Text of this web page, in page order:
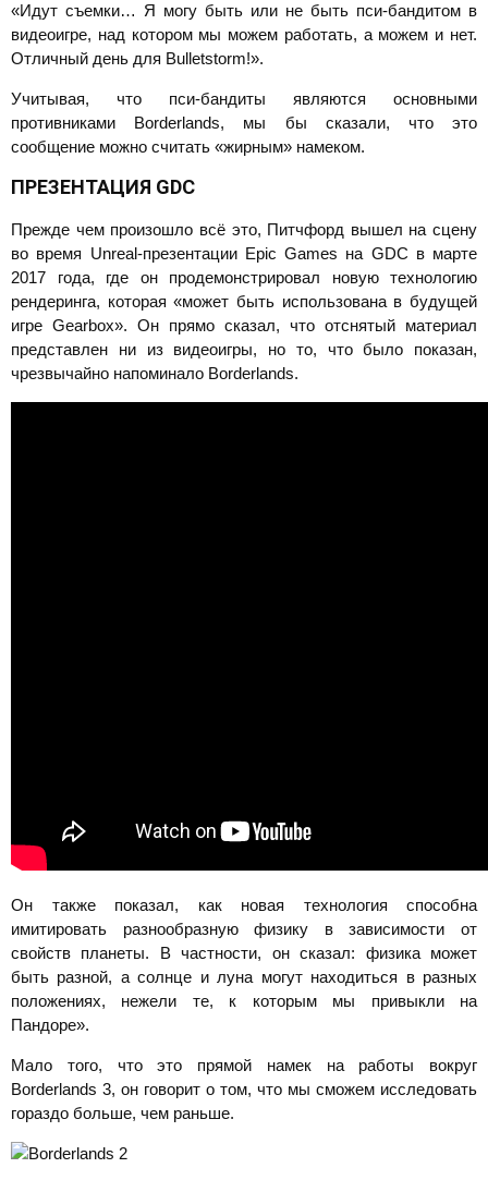
«Идут съемки… Я могу быть или не быть пси-бандитом в
видеоигре, над котором мы можем работать, а можем и нет.
Отличный день для Bulletstorm!».
Учитывая, что пси-бандиты являются основными
противниками Borderlands, мы бы сказали, что это
сообщение можно считать «жирным» намеком.
ПРЕЗЕНТАЦИЯ GDC
Прежде чем произошло всё это, Питчфорд вышел на сцену
во время Unreal-презентации Epic Games на GDC в марте
2017 года, где он продемонстрировал новую технологию
рендеринга, которая «может быть использована в будущей
игре Gearbox». Он прямо сказал, что отснятый материал
представлен ни из видеоигры, но то, что было показан,
чрезвычайно напоминало Borderlands.
Он также показал, как новая технология способна
имитировать разнообразную физику в зависимости от
свойств планеты. В частности, он сказал: физика может
быть разной, а солнце и луна могут находиться в разных
положениях, нежели те, к которым мы привыкли на
Пандоре».
Мало того, что это прямой намек на работы вокруг
Borderlands 3, он говорит о том, что мы сможем исследовать
гораздо больше, чем раньше.